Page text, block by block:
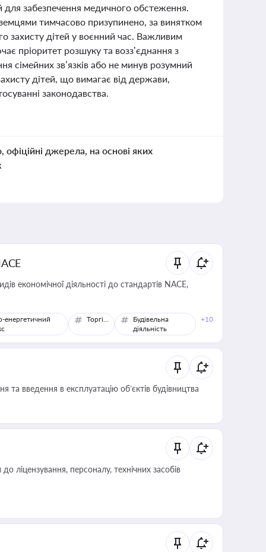
для забезпечення медичного обстеження.
тимчасово призупинено, за винятком
захисту дітей у воєнний час. Важливим
пріоритет розшуку та возз’єднання з
сімейних зв’язків або не минув розумний
дітей, що вимагає від держави,
законодавства.
офіційні джерела, на основі яких
економічної діяльності до стандартів NACE,
енергетичний
Торгівля
Будівельна
діяльність
+10
введення в експлуатацію об’єктів будівництва
ліцензування, персоналу, технічних засобів